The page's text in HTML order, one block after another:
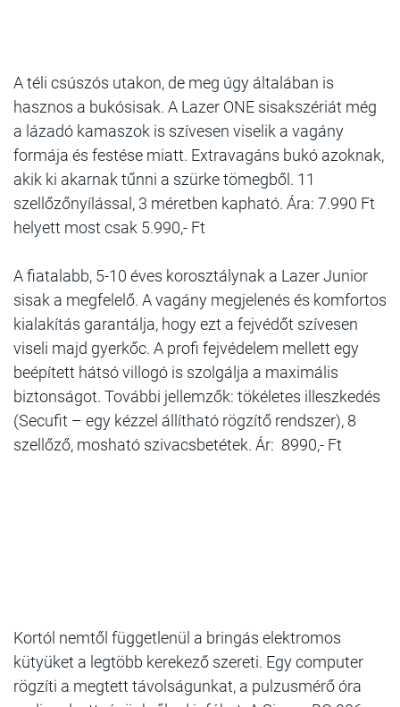
A téli csúszós utakon, de meg úgy általában is
hasznos a bukósisak. A Lazer ONE sisakszériát még
a lázadó kamaszok is szívesen viselik a vagány
formája és festése miatt. Extravagáns bukó azoknak,
akik ki akarnak tűnni a szürke tömegből. 11
szellőzőnyílással, 3 méretben kapható. Ára: 7.990 Ft
helyett most csak 5.990,- Ft
A fiatalabb, 5-10 éves korosztálynak a Lazer Junior
sisak a megfelelő. A vagány megjelenés és komfortos
kialakítás garantálja, hogy ezt a fejvédőt szívesen
viseli majd gyerkőc. A profi fejvédelem mellett egy
beépített hátsó villogó is szolgálja a maximális
biztonságot. További jellemzők: tökéletes illeszkedés
(Secufit – egy kézzel állítható rögzítő rendszer), 8
szellőző, mosható szivacsbetétek. Ár: 8990,- Ft
Kortól nemtől függetlenül a bringás elektromos
kütyüket a legtöbb kerekező szereti. Egy computer
rögzíti a megtett távolságunkat, a pulzusmérő óra